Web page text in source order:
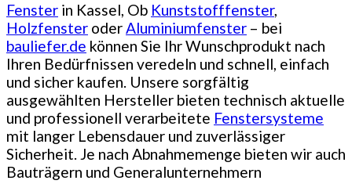
Fenster in Kassel, Ob Kunststofffenster,
Holzfenster oderAluminiumfenster – bei
bauliefer.de können Sie Ihr Wunschprodukt nach
Ihren Bedürfnissen veredeln und schnell, einfach
und sicher kaufen. Unsere sorgfältig
ausgewählten Hersteller bieten technisch aktuelle
und professionell verarbeitete Fenstersysteme
mit langer Lebensdauer und zuverlässiger
Sicherheit. Je nach Abnahmemenge bieten wir auch
Bauträgern und Generalunternehmern